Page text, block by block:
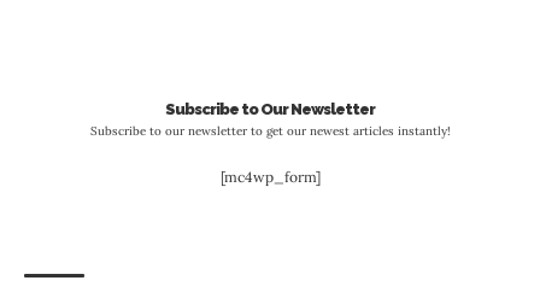
Subscribe to Our Newsletter
Subscribe to our newsletter to get our newest articles instantly!
[mc4wp_form]